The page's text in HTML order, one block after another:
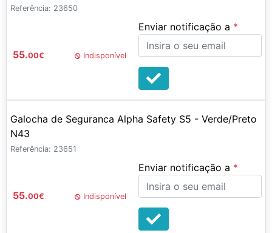
Referência: 23650
55.00€ Indisponível
Enviar notificação a
Galocha de Seguranca Alpha Safety S5 - Verde/Preto
N43
Referência: 23651
55.00€ Indisponível
Enviar notificação a